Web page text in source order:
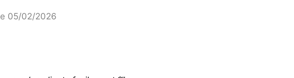
05/02/2026